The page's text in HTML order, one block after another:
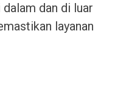
dan di luar
layanan